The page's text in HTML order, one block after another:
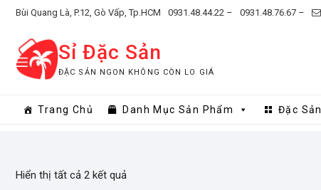
Skip
content
Bùi Quang Là, P.12, Gò Vấp, Tp.HCM 0931.48.44.22 – 0931.48.76.67 –
Sỉ Đặc Sản
ĐẶC SẢN NGON KHÔNG CÒN LO GIÁ
Trang Chủ Danh Mục Sản Phẩm Đặc Sản
Hiển thị tất cả 2 kết quả